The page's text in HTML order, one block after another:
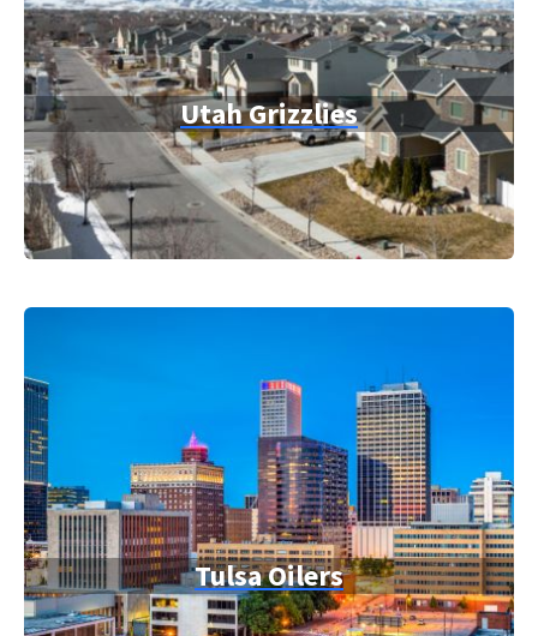
Utah Grizzlies
Tulsa Oilers